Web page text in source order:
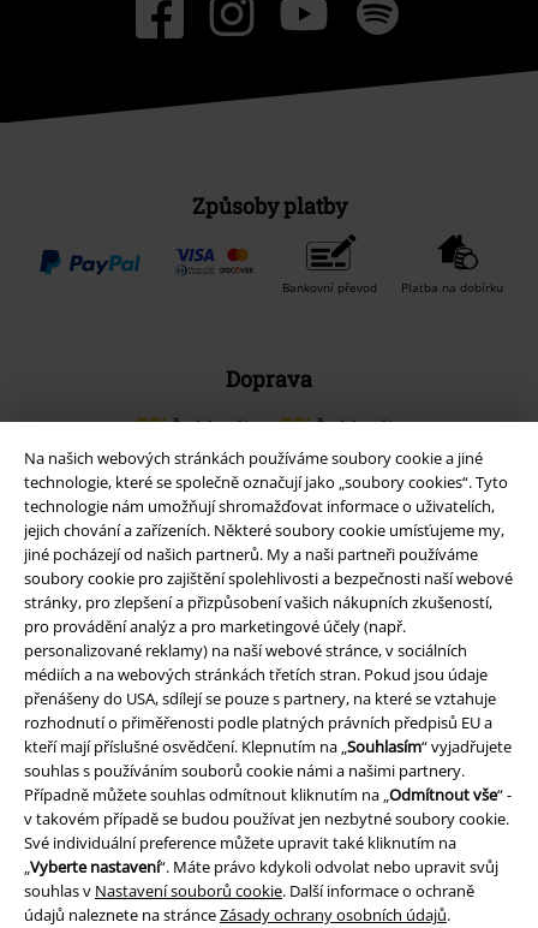
Na našich webových stránkách používáme soubory cookie a jiné
technologie, které se společně označují jako „soubory cookies“. Tyto
technologie nám umožňují shromažďovat informace o uživatelích,
jejich chování a zařízeních. Některé soubory cookie umísťujeme my,
jiné pocházejí od našich partnerů. My a naši partneři používáme
soubory cookie pro zajištění spolehlivosti a bezpečnosti naší webové
stránky, pro zlepšení a přizpůsobení vašich nákupních zkušeností,
pro provádění analýz a pro marketingové účely (např.
personalizované reklamy) na naší webové stránce, v sociálních
médiích a na webových stránkách třetích stran. Pokud jsou údaje
přenášeny do USA, sdílejí se pouze s partnery, na které se vztahuje
rozhodnutí o přiměřenosti podle platných právních předpisů EU a
kteří mají příslušné osvědčení. Klepnutím na „Souhlasím“ vyjadřujete
souhlas s používáním souborů cookie námi a našimi partnery.
Případně můžete souhlas odmítnout kliknutím na „Odmítnout vše“ -
v takovém případě se budou používat jen nezbytné soubory cookie.
Své individuální preference můžete upravit také kliknutím na
„Vyberte nastavení“. Máte právo kdykoli odvolat nebo upravit svůj
souhlas v Nastavení souborů cookie. Další informace o ochraně
údajů naleznete na stránceZásady ochrany osobních údajů.
Způsoby platby
Bankovní převod Platba na dobírku
Doprava
Balíkovna Balík Do ruky
EMP aplikaci
Stáhněte si novou EMP aplikaci zdarma a využijte všechny nové
funkce a výhody!
A Warner Music Group Company